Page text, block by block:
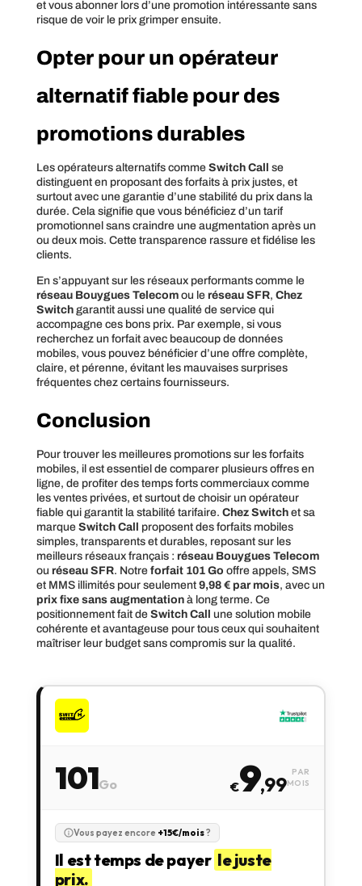
et vous abonner lors d’une promotion intéressante sans
risque de voir le prix grimper ensuite.
Opter pour un opérateur
alternatif fiable pour des
promotions durables
Les opérateurs alternatifs comme Switch Call se
distinguent en proposant des forfaits à prix justes, et
surtout avec une garantie d’une stabilité du prix dans la
durée. Cela signifie que vous bénéficiez d’un tarif
promotionnel sans craindre une augmentation après un
ou deux mois. Cette transparence rassure et fidélise les
clients.
En s’appuyant sur les réseaux performants comme le
réseau Bouygues Telecomou le réseau SFR, Chez
Switchgarantit aussi une qualité de service qui
accompagne ces bons prix. Par exemple, si vous
recherchez un forfait avec beaucoup de données
mobiles, vous pouvez bénéficier d’une offre complète,
claire, et pérenne, évitant les mauvaises surprises
fréquentes chez certains fournisseurs.
Conclusion
Pour trouver les meilleures promotions sur les forfaits
mobiles, il est essentiel de comparer plusieurs offres en
ligne, de profiter des temps forts commerciaux comme
les ventes privées, et surtout de choisir un opérateur
fiable qui garantit la stabilité tarifaire. Chez Switchet sa
marque Switch Call proposent des forfaits mobiles
simples, transparents et durables, reposant sur les
meilleurs réseaux français : réseau Bouygues Telecom
ou réseau SFR. Notre forfait 101 Go offre appels, SMS
et MMS illimités pour seulement 9,98 € par mois, avec un
prix fixe sans augmentationà long terme. Ce
positionnement fait de Switch Call une solution mobile
cohérente et avantageuse pour tous ceux qui souhaitent
maîtriser leur budget sans compromis sur la qualité.
101Go €9,99
PAR
MOIS
Vous payez encore +15€/mois?
Il est temps de payer le juste
prix.